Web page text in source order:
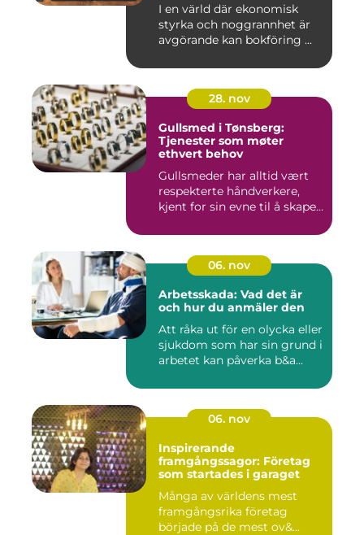
I en värld där ekonomisk
styrka och noggrannhet är
avgörande kan bokföring ...
28. nov
Gullsmed i Tønsberg:
Tjenester som møter
ethvert behov
Gullsmeder har alltid vært
respekterte håndverkere,
kjent for sin evne til å skape...
06. nov
Arbetsskada: Vad det är
och hur du anmäler den
Att råka ut för en olycka eller
sjukdom som har sin grund i
arbetet kan påverka b&a...
06. nov
Inspirerande
framgångssagor: Företag
som startades i garaget
Många av världens mest
framgångsrika företag
började på de mest ov&...